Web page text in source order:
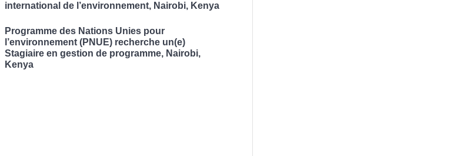
international de l’environnement, Nairobi, Kenya
Programme des Nations Unies pour
l’environnement (PNUE) recherche un(e)
Stagiaire en gestion de programme, Nairobi,
Kenya